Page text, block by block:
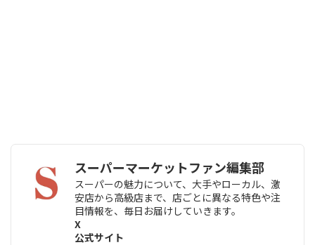
スーパーマーケットファン編集部
スーパーの魅力について、大手やローカル、激
安店から高級店まで、店ごとに異なる特色や注
目情報を、毎日お届けしていきます。
X
公式サイト